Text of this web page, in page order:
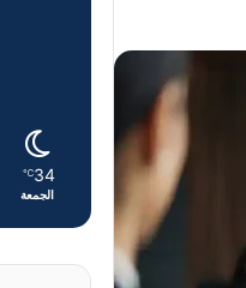
34
℃
الجمعة